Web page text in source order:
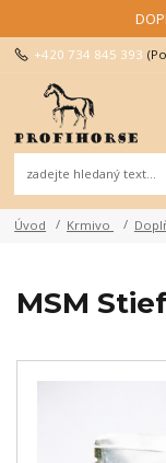
+420 734 845 393
Úvod Krmivo
MSM